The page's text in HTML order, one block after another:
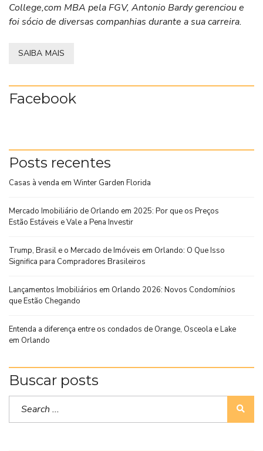
College,com MBA pela FGV, Antonio Bardy gerenciou e
foi sócio de diversas companhias durante a sua carreira.
SAIBA MAIS
Facebook
Posts recentes
Casas à venda em Winter Garden Florida
Mercado Imobiliário de Orlando em 2025: Por que os Preços
Estão Estáveis e Vale a Pena Investir
Trump, Brasil e o Mercado de Imóveis em Orlando: O Que Isso
Significa para Compradores Brasileiros
Lançamentos Imobiliários em Orlando 2026: Novos Condomínios
que Estão Chegando
Entenda a diferença entre os condados de Orange, Osceola e Lake
em Orlando
Buscar posts